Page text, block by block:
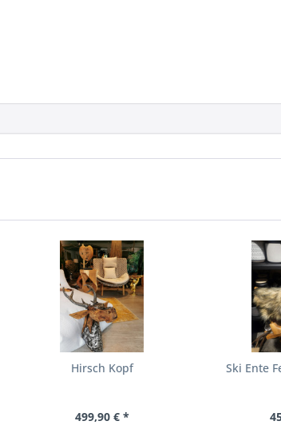
Hirsch Kopf
499,90 € *
Ski Ente